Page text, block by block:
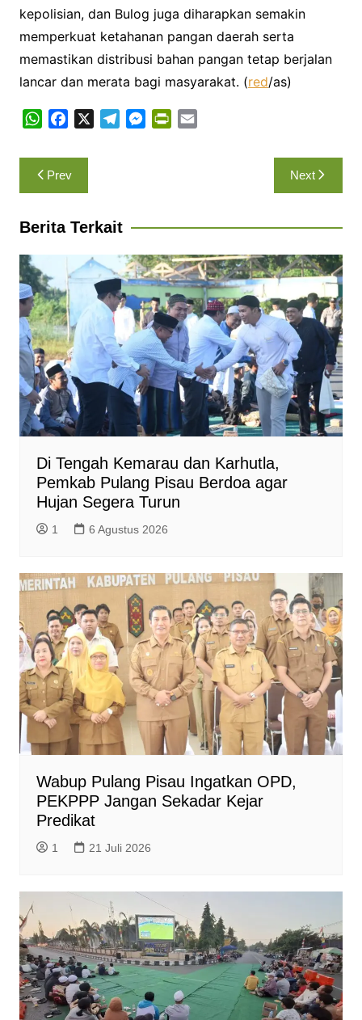
kepolisian, dan Bulog juga diharapkan semakin
memperkuat ketahanan pangan daerah serta
memastikan distribusi bahan pangan tetap berjalan
lancar dan merata bagi masyarakat. (red/as)
W
a
t
s
p
p
c
e
b
o
k
a
m
M
e
r
i
e
n
d
l
y
Navigasi
pos
Prev Next
Berita Terkait
Di Tengah Kemarau dan Karhutla,
Pemkab Pulang Pisau Berdoa agar
Hujan Segera Turun
1 6 Agustus 2026
Wabup Pulang Pisau Ingatkan OPD,
PEKPPP Jangan Sekadar Kejar
Predikat
1 21 Juli 2026